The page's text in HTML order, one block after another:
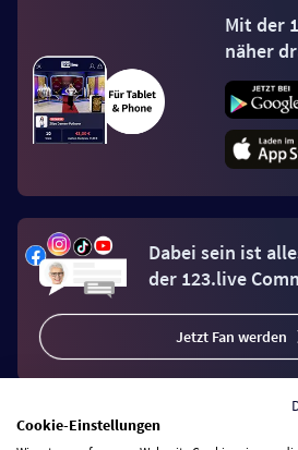
Mit der
näher
Dabei sein ist
der 123.live
Jetzt Fan werden
Cookie-Einstellungen